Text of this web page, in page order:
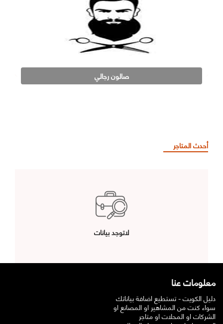
صالون رجالي
أحدث المتاجر
لاتوجد بيانات
معلومات عنا
دليل الكويت - تستطيع اضافة بياناتك
سواء كنت من المشاهير او المصانع او
الشركات او المحلات او متاجر